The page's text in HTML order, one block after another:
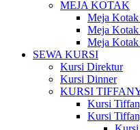
MEJA KOTAK
Meja
Meja
Meja
SEWA KURSI
Kursi Direktur
Kursi Dinner
KURSI
Kursi
Kursi